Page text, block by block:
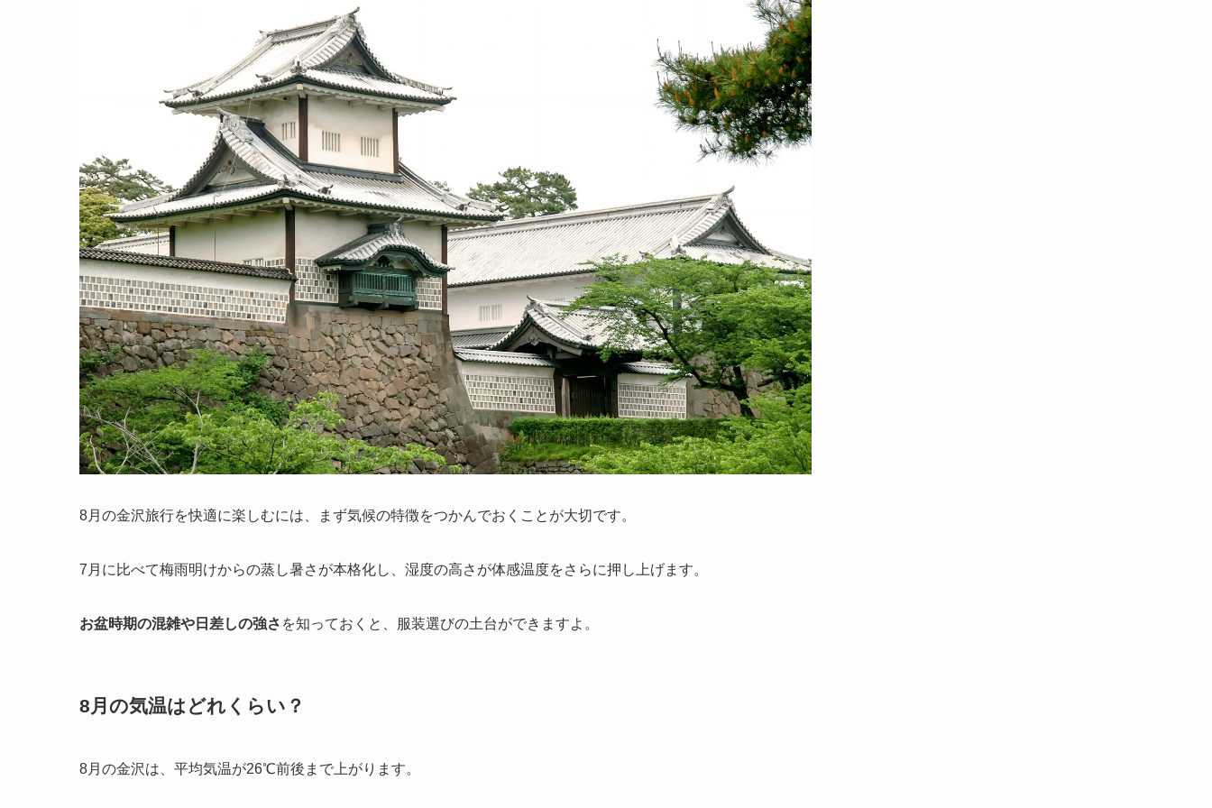
8月の金沢旅行を快適に楽しむには、まず気候の特徴をつかんでおくことが大切です。
7月に比べて梅雨明けからの蒸し暑さが本格化し、湿度の高さが体感温度をさらに押し上げます。
お盆時期の混雑や日差しの強さ を知っておくと、服装選びの土台ができますよ。
8月の気温はどれくらい？
8月の金沢は、平均気温が26℃前後まで上がります。